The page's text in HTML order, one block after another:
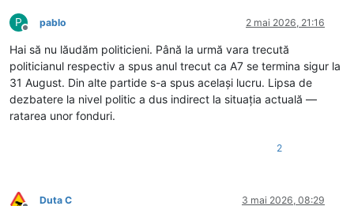
P
Deconectat
pablo 2 mai 2026, 21:16
Hai să nu lăudăm politicieni. Până la urmă vara trecută
politicianul respectiv a spus anul trecut ca A7 se termina sigur la
31 August. Din alte partide s-a spus același lucru. Lipsa de
dezbatere la nivel politic a dus indirect la situația actuală —
ratarea unor fonduri.
2
Duta C 3 mai 2026, 08:29